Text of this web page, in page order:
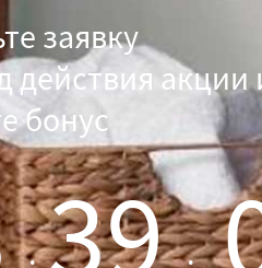
заявку
действия акции
бонус
39